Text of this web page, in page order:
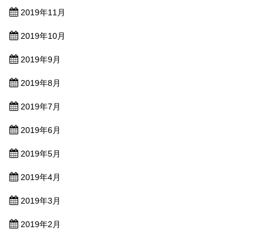
2019年11月
2019年10月
2019年9月
2019年8月
2019年7月
2019年6月
2019年5月
2019年4月
2019年3月
2019年2月